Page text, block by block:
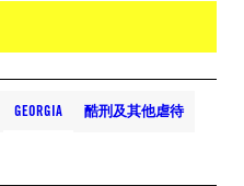
GEORGIA 酷刑及其他虐待